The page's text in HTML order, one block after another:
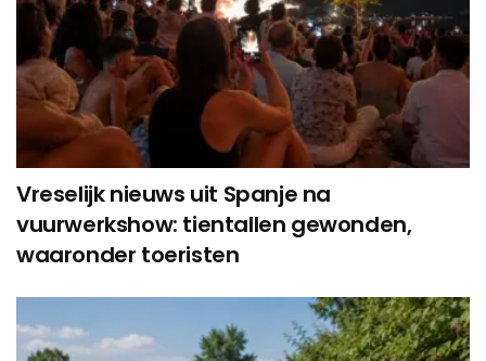
Vreselijk nieuws uit Spanje na
vuurwerkshow: tientallen gewonden,
waaronder toeristen